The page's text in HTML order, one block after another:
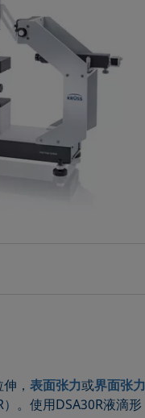
， 表面张力或界面张力
。使用DSA30R液滴形